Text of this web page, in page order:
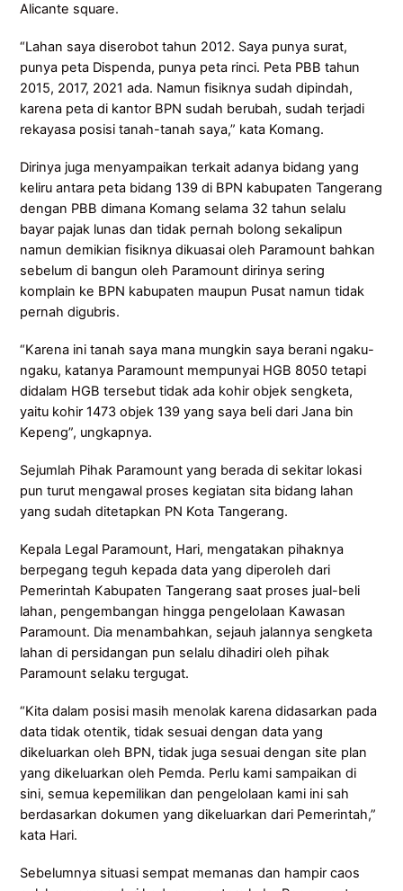
Alicante square.
“Lahan saya diserobot tahun 2012. Saya punya surat,
punya peta Dispenda, punya peta rinci. Peta PBB tahun
2015, 2017, 2021 ada. Namun fisiknya sudah dipindah,
karena peta di kantor BPN sudah berubah, sudah terjadi
rekayasa posisi tanah-tanah saya,” kata Komang.
Dirinya juga menyampaikan terkait adanya bidang yang
keliru antara peta bidang 139 di BPN kabupaten Tangerang
dengan PBB dimana Komang selama 32 tahun selalu
bayar pajak lunas dan tidak pernah bolong sekalipun
namun demikian fisiknya dikuasai oleh Paramount bahkan
sebelum di bangun oleh Paramount dirinya sering
komplain ke BPN kabupaten maupun Pusat namun tidak
pernah digubris.
“Karena ini tanah saya mana mungkin saya berani ngaku-
ngaku, katanya Paramount mempunyai HGB 8050 tetapi
didalam HGB tersebut tidak ada kohir objek sengketa,
yaitu kohir 1473 objek 139 yang saya beli dari Jana bin
Kepeng”, ungkapnya.
Sejumlah Pihak Paramount yang berada di sekitar lokasi
pun turut mengawal proses kegiatan sita bidang lahan
yang sudah ditetapkan PN Kota Tangerang.
Kepala Legal Paramount, Hari, mengatakan pihaknya
berpegang teguh kepada data yang diperoleh dari
Pemerintah Kabupaten Tangerang saat proses jual-beli
lahan, pengembangan hingga pengelolaan Kawasan
Paramount. Dia menambahkan, sejauh jalannya sengketa
lahan di persidangan pun selalu dihadiri oleh pihak
Paramount selaku tergugat.
“Kita dalam posisi masih menolak karena didasarkan pada
data tidak otentik, tidak sesuai dengan data yang
dikeluarkan oleh BPN, tidak juga sesuai dengan site plan
yang dikeluarkan oleh Pemda. Perlu kami sampaikan di
sini, semua kepemilikan dan pengelolaan kami ini sah
berdasarkan dokumen yang dikeluarkan dari Pemerintah,”
kata Hari.
Sebelumnya situasi sempat memanas dan hampir caos